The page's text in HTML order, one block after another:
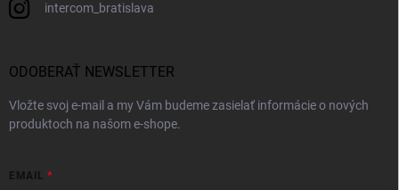
intercom_bratislava
ODOBERAŤ NEWSLETTER
Vložte svoj e-mail a my Vám budeme zasielať informácie o nových
produktoch na našom e-shope.
EMAIL